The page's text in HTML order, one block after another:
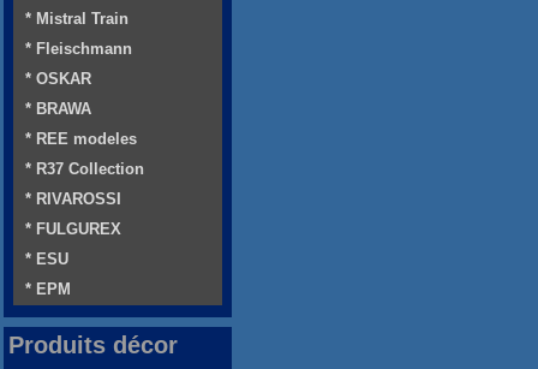
* Mistral Train
* Fleischmann
* OSKAR
* BRAWA
* REE modeles
* R37 Collection
* RIVAROSSI
* FULGUREX
* ESU
* EPM
Produits décor